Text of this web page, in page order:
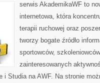
serwis AkademikaWF to
internetowa, która
terapii ruchowej oraz
tworzy bogate źródło
sportowców,
zainteresowanych
i Studia na AWF. Na stronie